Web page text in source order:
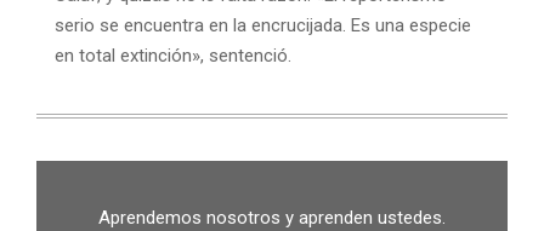
serio se encuentra en la encrucijada. Es una especie
en total extinción», sentenció.
Aprendemos nosotros y aprenden ustedes.